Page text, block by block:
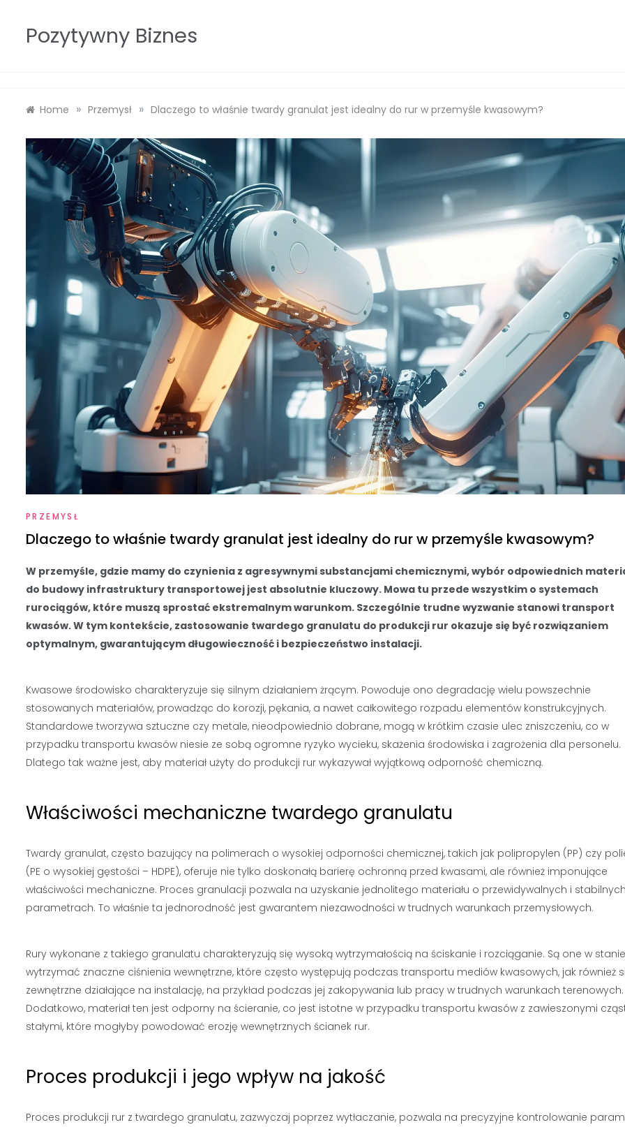
contentPozytywny Biznes
Home » Przemysł » Dlaczego to właśnie twardy granulat jest idealny do rur w przemyśle kwasowym?
PRZEMYSŁ
Dlaczego to właśnie twardy granulat jest idealny do rur w przemyśle kwasowym?
W przemyśle, gdzie mamy do czynienia z agresywnymi substancjami chemicznymi, wybór odpowiednich
do budowy infrastruktury transportowej jest absolutnie kluczowy. Mowa tu przede wszystkim o systemach
rurociągów, które muszą sprostać ekstremalnym warunkom. Szczególnie trudne wyzwanie stanowi transport
kwasów. W tym kontekście, zastosowanie twardego granulatu do produkcji rur okazuje się być rozwiązaniem
optymalnym, gwarantującym długowieczność i bezpieczeństwo instalacji.
Kwasowe środowisko charakteryzuje się silnym działaniem żrącym. Powoduje ono degradację wielu powszechnie
stosowanych materiałów, prowadząc do korozji, pękania, a nawet całkowitego rozpadu elementów konstrukcyjnych.
Standardowe tworzywa sztuczne czy metale, nieodpowiednio dobrane, mogą w krótkim czasie ulec zniszczeniu, co w
przypadku transportu kwasów niesie ze sobą ogromne ryzyko wycieku, skażenia środowiska i zagrożenia dla personelu.
Dlatego tak ważne jest, aby materiał użyty do produkcji rur wykazywał wyjątkową odporność chemiczną.
Właściwości mechaniczne twardego granulatu
Twardy granulat, często bazujący na polimerach o wysokiej odporności chemicznej, takich jak polipropylen (PP) czy
(PE o wysokiej gęstości – HDPE), oferuje nie tylko doskonałą barierę ochronną przed kwasami, ale również imponujące
właściwości mechaniczne. Proces granulacji pozwala na uzyskanie jednolitego materiału o przewidywalnych i stabilnych
parametrach. To właśnie ta jednorodność jest gwarantem niezawodności w trudnych warunkach przemysłowych.
Rury wykonane z takiego granulatu charakteryzują się wysoką wytrzymałością na ściskanie i rozciąganie. Są one w stanie
wytrzymać znaczne ciśnienia wewnętrzne, które często występują podczas transportu mediów kwasowych, jak również
zewnętrzne działające na instalację, na przykład podczas jej zakopywania lub pracy w trudnych warunkach terenowych.
Dodatkowo, materiał ten jest odporny na ścieranie, co jest istotne w przypadku transportu kwasów z zawieszonymi
stałymi, które mogłyby powodować erozję wewnętrznych ścianek rur.
Proces produkcji i jego wpływ na jakość
Proces produkcji rur z twardego granulatu, zazwyczaj poprzez wytłaczanie, pozwala na precyzyjne kontrolowanie